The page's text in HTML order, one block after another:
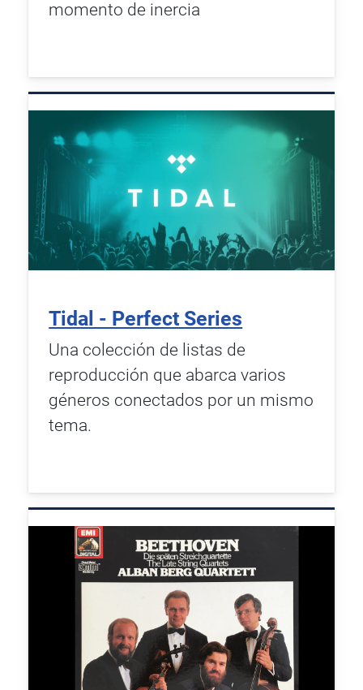
momento de inercia
Tidal - Perfect Series
Una colección de listas de
reproducción que abarca varios
géneros conectados por un mismo
tema.